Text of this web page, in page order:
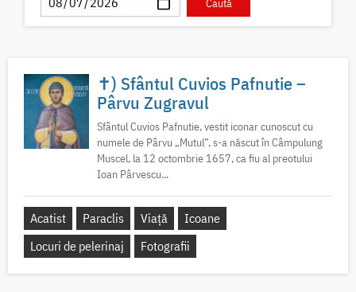
✝) Sfântul Cuvios Pafnutie –
Pârvu Zugravul
Sfântul Cuvios Pafnutie, vestit iconar cunoscut cu
numele de Pârvu „Mutul”, s-a născut în Câmpulung
Muscel, la 12 octombrie 1657, ca fiu al preotului
Ioan Pârvescu...
Acatist Paraclis Viață
Icoane
Locuri de pelerinaj
Fotografii